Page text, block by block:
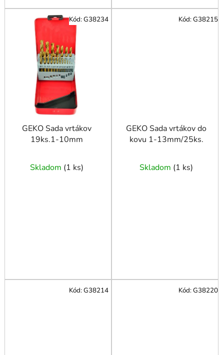
GEKO Sada vrtákov
19ks.1-10mm
Skladom (1 ks)
Kód:G38234
GEKO Sada vrtákov do
kovu 1-13mm/25ks.
Skladom (1 ks)
Kód:G38215
Kód:G38214 Kód:G38220